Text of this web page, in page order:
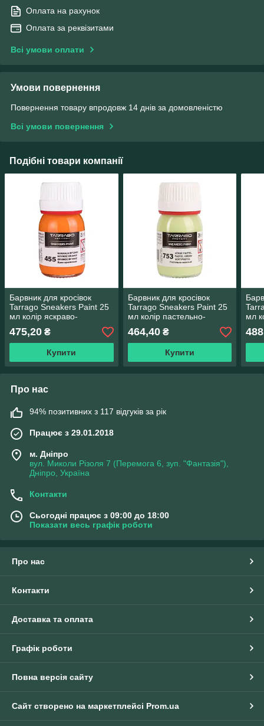
Оплата на рахунок
Оплата за реквізитами
Всі умови оплати
Умови повернення
Повернення товару впродовж 14 днів за домовленістю
Всі умови повернення
Подібні товари компанії
Барвник для кросівок
Tarrago Sneakers Paint 25
мл колір яскраво-
475,20 ₴
Купити
Барвник для кросівок
Tarrago Sneakers Paint 25
мл колір пастельно-
464,40₴
Купити
мл
Про нас
94% позитивних з 117 відгуків за рік
Працює з 29.01.2018
м. Дніпро
вул. Миколи Різоля 7 (Перемога 6, зуп. "Фантазія"),
Дніпро, Україна
Контакти
Сьогодні працює з 09:00 до 18:00
Показати весь графік роботи
Про нас
Контакти
Доставка та оплата
Графік роботи
Повна версія сайту
Сайт створено на маркетплейсі Prom.ua